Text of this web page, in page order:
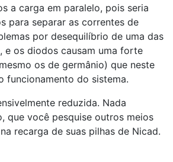
a carga em paralelo, pois seria
para separar as correntes de
por desequilíbrio de uma das
e os diodos causam uma forte
os de germânio) que neste
funcionamento do sistema.
reduzida. Nada
que você pesquise outros meios
recarga de suas pilhas de Nicad.